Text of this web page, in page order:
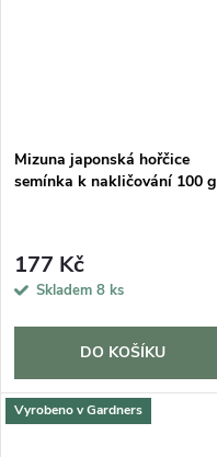
Mizuna japonská hořčice
semínka k nakličování 100 g
177 Kč
Skladem 8 ks
DO KOŠÍKU
Vyrobeno v Gardners